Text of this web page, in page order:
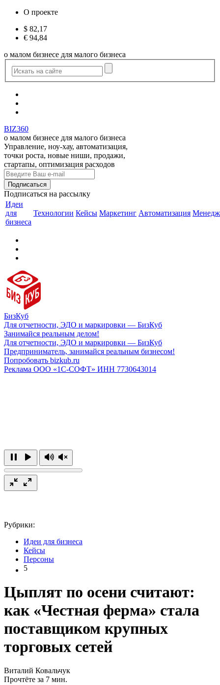
О проекте
$ 82,17
€ 94,84
о малом бизнесе для малого бизнеса
BIZ360
о малом бизнесе для малого бизнеса
Управление, ноу-хау, автоматизация,
точки роста, новые ниши, продажи,
стартапы, оптимизация расходов
Подписаться на рассылку
Идеи
для
бизнеса
Технологии Кейсы Маркетинг Автоматизация
БизКуб
Для отчетности, ЭДО и маркировки — БизКуб
Занимайся реальным делом!
Для отчетности, ЭДО и маркировки — БизКуб
Предприниматель, занимайся реальным бизнесом!
Попробовать bizkub.ru
Реклама ООО «1С-СОФТ» ИНН 7730643014
Рубрики:
Идеи для бизнеса
Кейсы
Персоны
5
Цыплят по осени считают:
как «Честная ферма» стала
поставщиком крупных
торговых сетей
Виталий Ковальчук
Прочтёте за 7 мин.